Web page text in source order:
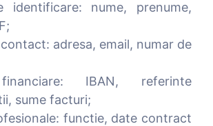
identificare: nume, prenume,
adresa, email, numar de
IBAN, referinte
sume facturi;
functie, date contract